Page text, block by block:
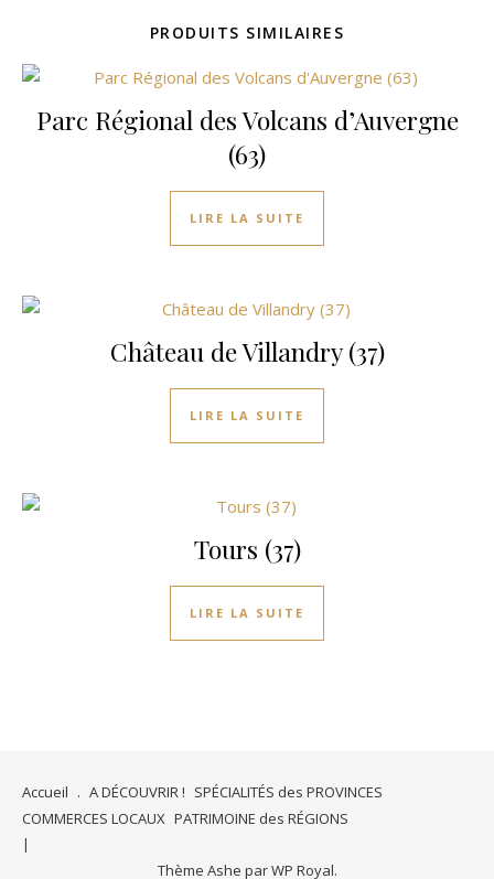
PRODUITS SIMILAIRES
Parc Régional des Volcans d’Auvergne
(63)
LIRE LA SUITE
Château de Villandry (37)
LIRE LA SUITE
Tours (37)
LIRE LA SUITE
Accueil . A DÉCOUVRIR ! SPÉCIALITÉS des PROVINCES
COMMERCES LOCAUX PATRIMOINE des RÉGIONS
Thème Ashe parWP Royal.